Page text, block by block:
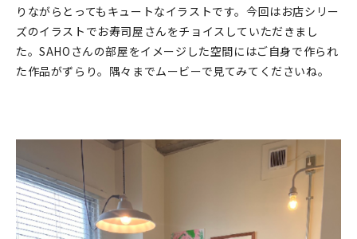
イベント・ワークショップ
ギャラリー
マイアカウント
カートを見る
りながらとってもキュートなイラストです。今回はお店シリー
ズのイラストでお寿司屋さんをチョイスしていただきまし
た。SAHOさんの部屋をイメージした空間にはご自身で作られ
た作品がずらり。隅々までムービーで見てみてくださいね。